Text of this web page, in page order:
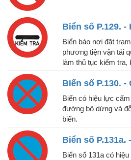
Biển số P.129. -
Biển báo nơi đặt
phương tiện vận tải
làm thủ tục kiểm tra,
Biển số P.130.
Biển có hiệu lực
đường bộ dừng và
biển.
Biển số P.131a.
Biển số 131a có